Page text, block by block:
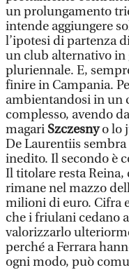
un prolungamento
intende aggiungere
l’ipotesi di partenza
un club alternativo
pluriennale. E,
finire in Campania.
ambientandosi in un
complesso, avendo
magari Szczesnyo lo
De Laurentiis
inedito. Il secondo è
Il titolare resta
rimane nel mazzo
milioni di euro. Cifra
che i friulani cedano
valorizzarlo
perché a Ferrara
ogni modo, può